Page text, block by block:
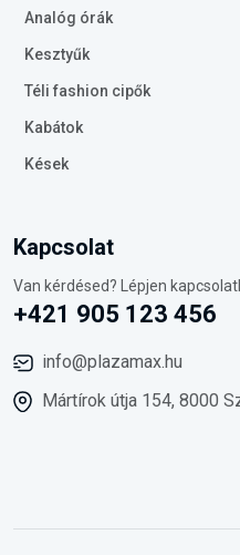
Analóg órák
Kesztyűk
Téli fashion cipők
Kabátok
Kések
Kapcsolat
Van kérdésed? Lépjen
+421 905 123 456
info@plazamax.hu
Mártírok útja 154, 8000